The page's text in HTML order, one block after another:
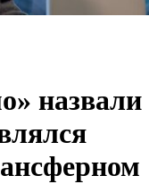
назвали